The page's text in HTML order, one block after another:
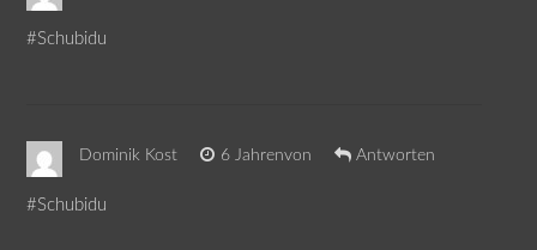
#Schubidu
Dominik Kost 6 Jahrenvon Antworten
#Schubidu